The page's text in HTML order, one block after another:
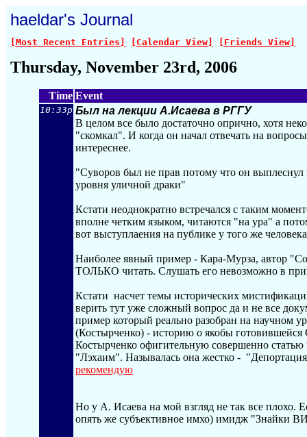
haeldar's Journal
[Most Recent Entries] [Calendar View] [Friends View]
Thursday, November 23rd, 2006
Time Event
10:33p Был на лекции А.Исаева в РГГУ
В целом все было достаточно опрично, хотя
"скомкал". И когда он начал отвечать на
интереснее.
"Суворов был не прав потому что он выплеснул
уровня уличной драки"
Кстати неоднократно встречался с таким
вполне четким языком, читаются "на ура" а
вот выступлаения на публике у того же
Наиболее явный пример - Кара-Мурза, автор
ТОЛЬКО читать. Слушать его невозможно в
Кстати насчет темы исторических
верить тут уже сложный вопрос да и не все
пример который реально разобран на научном
(Костырченко) - историю о якобы
Костырченко офигительную совершенно
"Лэхаим". Называлась она жестко -
рекомендую
Но у А. Исаева на мой взгляд не так все плохо.
опять же субъективное имхо) имидж "Знайки